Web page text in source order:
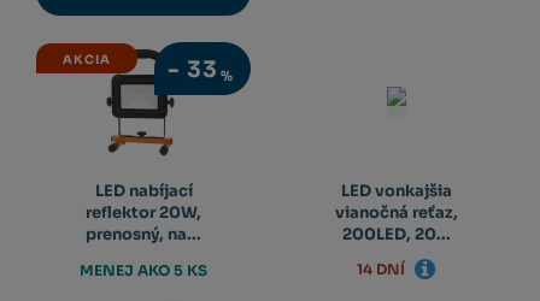
- 33%
AKCIA
LED nabíjací
reflektor 20W,
prenosný, na...
MENEJ AKO 5 KS
LED vonkajšia
vianočná reťaz,
200LED, 20...
14 DNÍ